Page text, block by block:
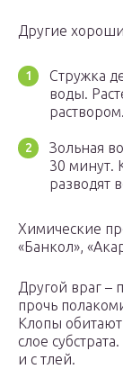
Другие
Стружка
воды.
раствором.
Зольная
30 минут.
разводят
Химические
«Банкол»,
Другой враг –
прочь
Клопы
слое
и с тлей.